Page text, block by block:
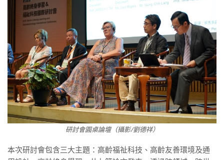
研討會圓桌論壇（攝影/劉德祥）
本次研討會包含三大主題：高齡福祉科技、高齡友善環境及通